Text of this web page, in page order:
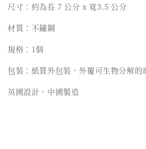
尺寸：約為長 7 公分 x 寬3.5 公分
材質：不鏽鋼
規格：1個
包裝：紙質外包裝，外覆可生物分解的
英國設計，中國製造